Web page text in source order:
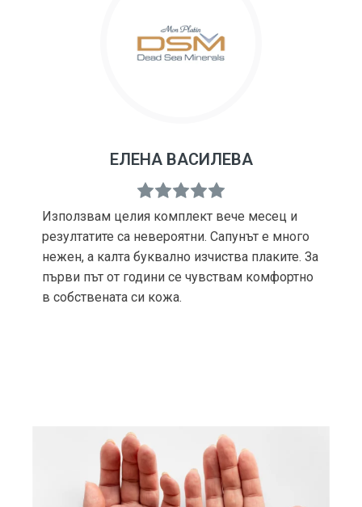
ЕЛЕНА ВАСИЛЕВА
Използвам целия комплект вече месец и
резултатите са невероятни. Сапунът е много
нежен, а калта буквално изчиства плаките. За
първи път от години се чувствам комфортно
в собствената си кожа.